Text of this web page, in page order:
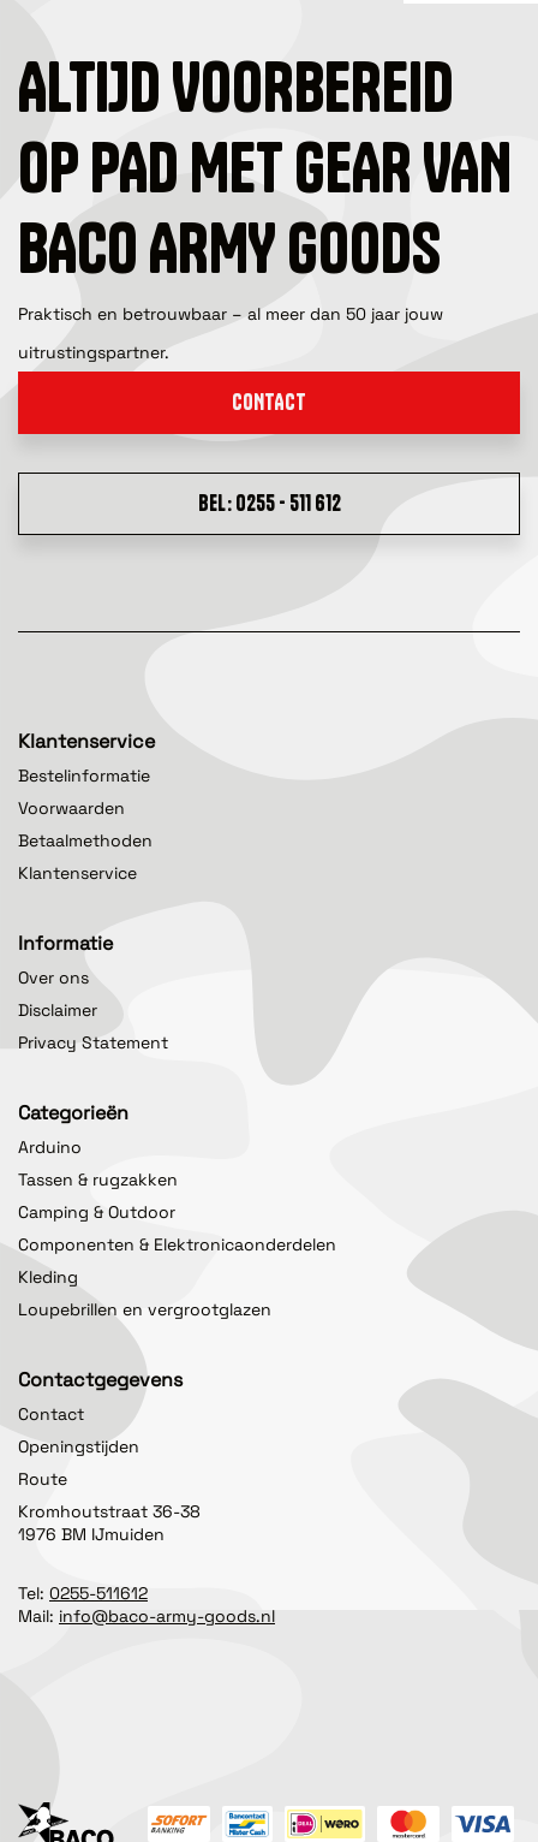
ALTIJD VOORBEREID
OP PAD MET GEAR VAN
BACO ARMY GOODS
Praktisch en betrouwbaar – al meer dan 50 jaar jouw
uitrustingspartner.
CONTACT
BEL: 0255 - 511 612
Klantenservice
Bestelinformatie
Voorwaarden
Betaalmethoden
Klantenservice
Informatie
Over ons
Disclaimer
Privacy Statement
Categorieën
Arduino
Tassen & rugzakken
Camping & Outdoor
Componenten & Elektronicaonderdelen
Kleding
Loupebrillen en vergrootglazen
Contactgegevens
Contact
Openingstijden
Route
Kromhoutstraat 36-38
1976 BM IJmuiden
Tel: 0255-511612
Mail: info@baco-army-goods.nl